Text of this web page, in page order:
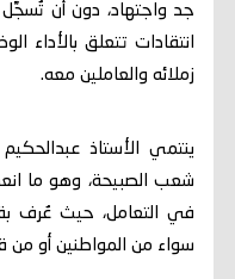
جد واجتهاد، دون أن
انتقادات تتعلق بالأداء
زملائه والعاملين معه.
ينتمي الأستاذ
شعب الصبيحة، وهو ما
في التعامل، حيث عُرف
سواء من المواطنين أو من